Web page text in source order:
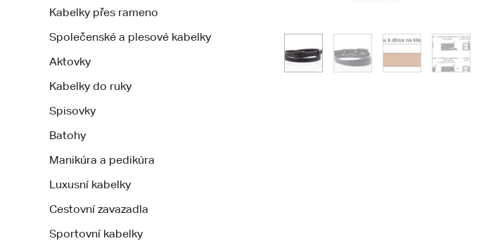
Kabelky přes rameno
Společenské a plesové kabelky
Aktovky
Kabelky do ruky
Spisovky
Batohy
Manikúra a pedikúra
Luxusní kabelky
Cestovní zavazadla
Sportovní kabelky